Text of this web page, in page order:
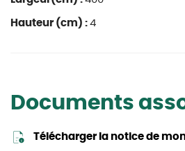
Hauteur (cm) : 4
Documents
Télécharger la notice de